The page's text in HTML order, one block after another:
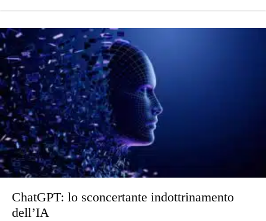
ChatGPT: lo sconcertante indottrinamento
dell’IA